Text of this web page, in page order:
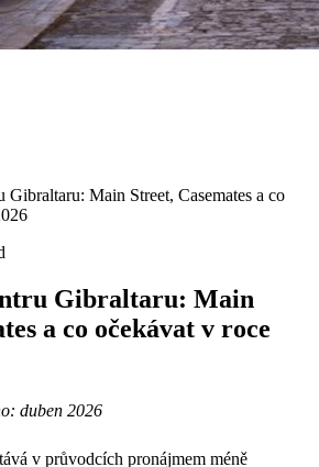
Gibraltaru: Main Street, Casemates a co
Gibraltaru: Main
a co očekávat v roce
duben 2026
v průvodcích pronájmem méně